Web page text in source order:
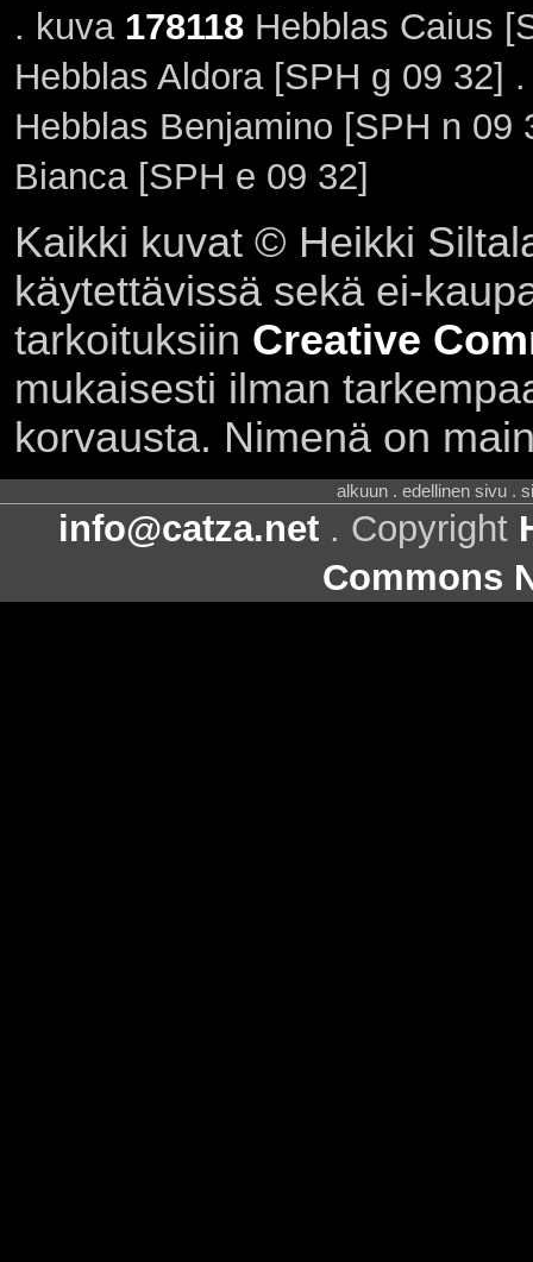
. kuva 178118Hebblas Caius
Hebblas Aldora [SPH g 09 32]
Hebblas Benjamino [SPH n
Bianca [SPH e 09 32]
Kaikki kuvat © Heikki
käytettävissä sekä ei-
tarkoituksiin Creative
mukaisesti ilman
korvausta. Nimenä on
alkuun . edellinen sivu .
info@catza.net . Copyright
Commons